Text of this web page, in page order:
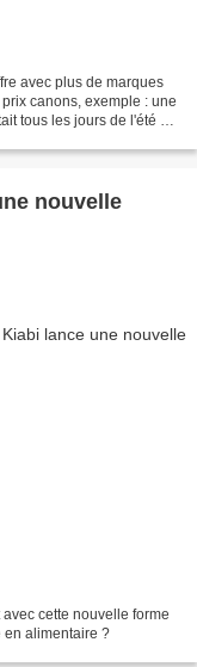
avec plus de marques
canons, exemple : une
tous les jours de l'été et
nouvelle
cette nouvelle forme
en alimentaire ?